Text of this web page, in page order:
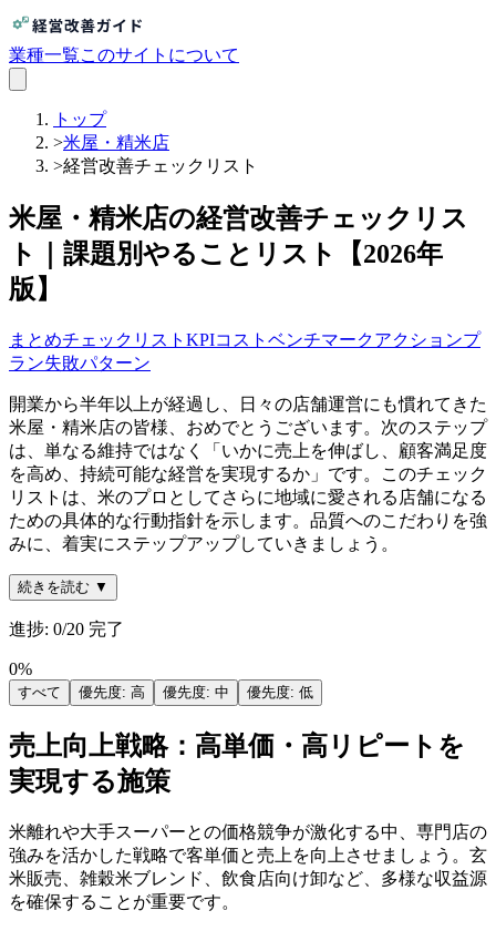
業種一覧このサイトについて
トップ
>米屋・精米店
>経営改善チェックリスト
米屋・精米店の経営改善チェックリス
ト｜課題別やることリスト【2026年
版】
まとめチェックリスト KPIコスト ベンチマークアクションプ
ラン失敗パターン
開業から半年以上が経過し、日々の店舗運営にも慣れてきた
米屋・精米店の皆様、おめでとうございます。次のステップ
は、単なる維持ではなく「いかに売上を伸ばし、顧客満足度
を高め、持続可能な経営を実現するか」です。このチェック
リストは、米のプロとしてさらに地域に愛される店舗になる
ための具体的な行動指針を示します。品質へのこだわりを強
みに、着実にステップアップしていきましょう。
続きを読む ▼
進捗: 0/20 完了
0%
すべて 優先度: 高 優先度: 中 優先度: 低
売上向上戦略：高単価・高リピートを
実現する施策
米離れや大手スーパーとの価格競争が激化する中、専門店の
強みを活かした戦略で客単価と売上を向上させましょう。玄
米販売、雑穀米ブレンド、飲食店向け卸など、多様な収益源
を確保することが重要です。